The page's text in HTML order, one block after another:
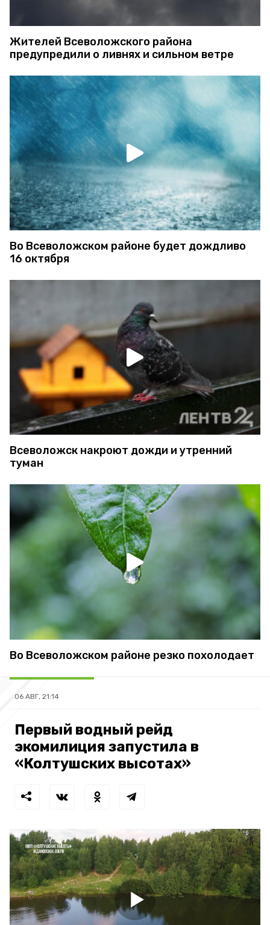
Жителей Всеволожского района
предупредили о ливнях и сильном ветре
Во Всеволожском районе будет дождливо
16 октября
Всеволожск накроют дожди и утренний
туман
Во Всеволожском районе резко похолодает
06 АВГ, 21:14
Первый водный рейд
экомилиция запустила в
«Колтушских высотах»